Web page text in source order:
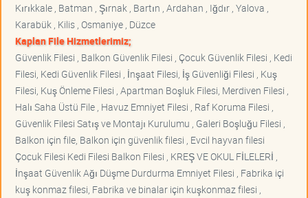
Kırıkkale , Batman , Şırnak , Bartın , Ardahan , Iğdır , Yalova ,
Karabük , Kilis , Osmaniye , Düzce
Kaplan File Hizmetlerimiz;
Güvenlik Filesi , Balkon Güvenlik Filesi , Çocuk Güvenlik Filesi , Kedi
Filesi, Kedi Güvenlik Filesi , İnşaat Filesi, İş Güvenliği Filesi , Kuş
Filesi, Kuş Önleme Filesi , Apartman Boşluk Filesi, Merdiven Filesi ,
Halı Saha Üstü File , Havuz Emniyet Filesi , Raf Koruma Filesi ,
Güvenlik Filesi Satış ve Montajı Kurulumu , Galeri Boşluğu Filesi ,
Balkon için file, Balkon için güvenlik filesi , Evcil hayvan filesi
Çocuk Filesi Kedi Filesi Balkon Filesi , KREŞ VE OKUL FİLELERİ ,
İnşaat Güvenlik Ağı Düşme Durdurma Emniyet Filesi , Fabrika içi
kuş konmaz filesi, Fabrika ve binalar için kuşkonmaz filesi ,